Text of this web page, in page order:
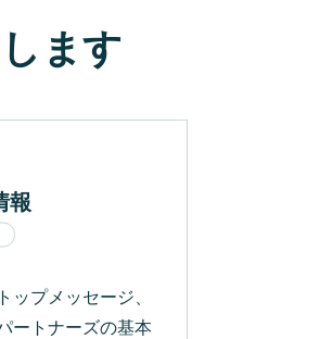
ます
報
ップメッセージ、
ートナーズの基本